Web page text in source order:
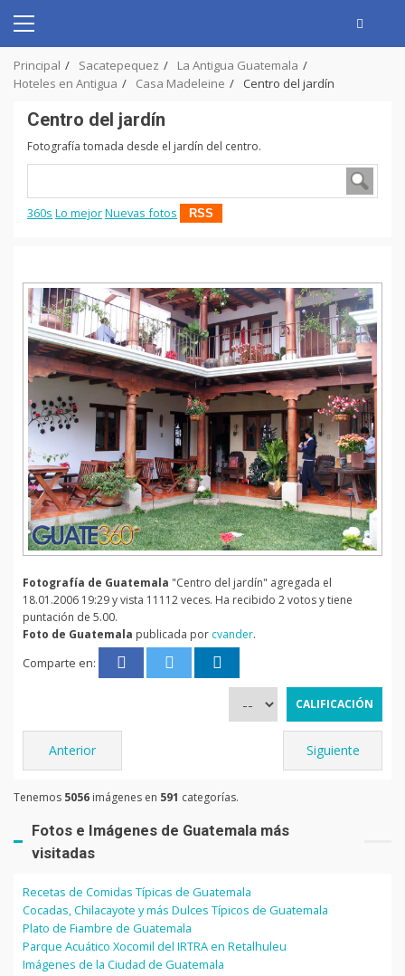
content
Primary
Principal Sacatepequez
La Antigua Guatemala
Hoteles en Antigua
Casa Madeleine Centro del jardín
Centro del jardín
Fotografía tomada desde el jardín del centro.
360s Lo mejorNuevas fotos RSS
Fotografía de Guatemala "Centro del jardín" agregada el
18.01.2006 19:29 y vista 11112 veces. Ha recibido 2 votos y tiene
puntación de 5.00.
Foto de Guatemala publicada por cvander.
Comparte en:
Anterior Siguiente
Tenemos 5056 imágenes en 591 categorías.
Fotos e Imágenes de Guatemala más
visitadas
Recetas de Comidas Típicas de Guatemala
Cocadas, Chilacayote y más Dulces Típicos de Guatemala
Plato de Fiambre de Guatemala
Parque Acuático Xocomil del IRTRA en Retalhuleu
Imágenes de la Ciudad de Guatemala